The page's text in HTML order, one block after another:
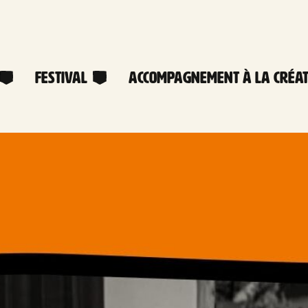
Festival Accompagnement à la